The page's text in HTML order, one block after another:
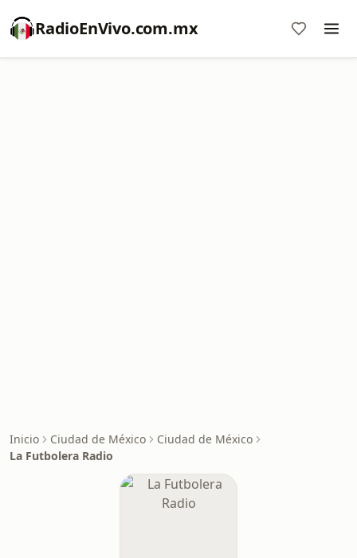
RadioEnVivo.com.mx
Inicio Ciudad de México
Ciudad de México
La Futbolera Radio